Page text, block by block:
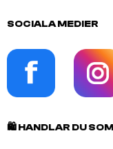
SOCIALA MEDIER
🛍️HANDLAR DU